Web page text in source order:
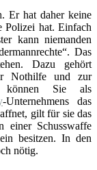
Er hat daher keine
Polizei hat. Einfach
kann niemanden
Das
Dazu gehört
Nothilfe und zur
können Sie als
-Unternehmens das
gilt für sie das
einer Schusswaffe
besitzen. In den
nötig.